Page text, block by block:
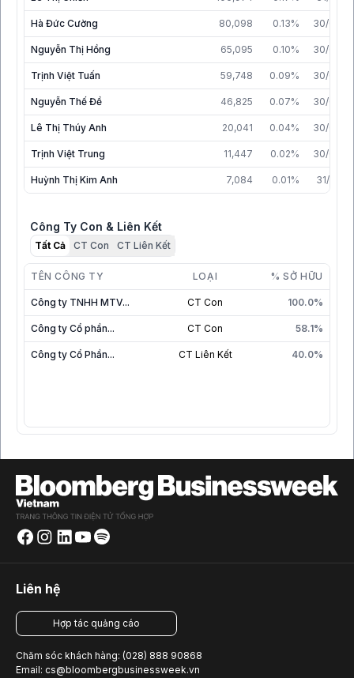
Hà Đức Cường 80,098 0.13% 30/06/
Nguyễn Thị Hồng 65,095 0.10% 30/06/
Trịnh Việt Tuấn 59,748 0.09% 30/06/
Nguyễn Thế Đề 46,825 0.07% 30/06/
Lê Thị Thúy Anh 20,041 0.04% 30/06/
Trịnh Việt Trung 11,447 0.02% 30/06/
Huỳnh Thị Kim Anh 7,084 0.01% 31/12/
Công Ty Con & Liên Kết
Tất Cả CT Con CT Liên Kết
TÊN CÔNG TY LOẠI % SỞ HỮU
Công ty TNHH MTV... CT Con 100.0%
Công ty Cổ phần... CT Con 58.1%
Công ty Cổ Phần... CT Liên Kết 40.0%
Liên hệ
Hợp tác quảng cáo
Chăm sóc khách hàng: (028) 888 90868
Email: cs@bloombergbusinessweek.vn